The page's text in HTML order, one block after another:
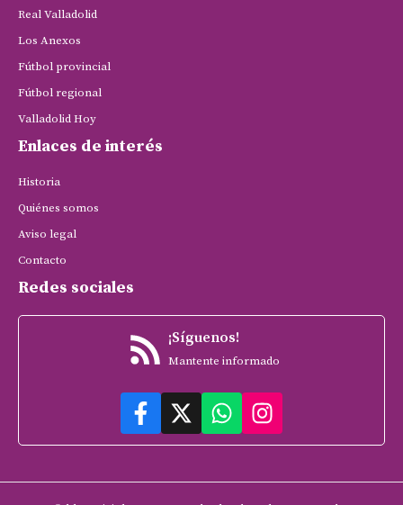
Real Valladolid
Los Anexos
Fútbol provincial
Fútbol regional
Valladolid Hoy
Enlaces de interés
Historia
Quiénes somos
Aviso legal
Contacto
Redes sociales
¡Síguenos!
Mantente informado